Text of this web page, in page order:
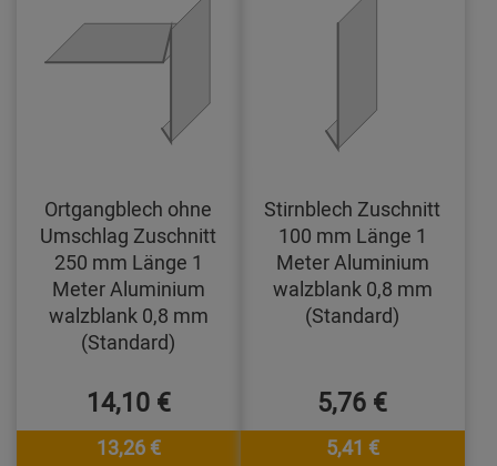
Ortgangblech ohne
Umschlag Zuschnitt
250 mm Länge 1
Meter Aluminium
walzblank 0,8 mm
(Standard)
14,10 €
13,26 €
Stirnblech Zuschnitt
100 mm Länge 1
Meter Aluminium
walzblank 0,8 mm
(Standard)
5,76 €
5,41 €